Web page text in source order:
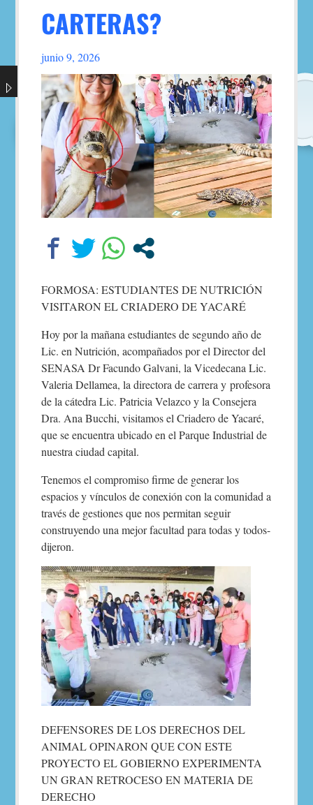
CARTERAS?
junio 9, 2026
Follow
this
link
to
read
the
post.
FORMOSA: ESTUDIANTES DE NUTRICIÓN
VISITARON EL CRIADERO DE YACARÉ
Hoy por la mañana estudiantes de segundo año de
Lic. en Nutrición, acompañados por el Director del
SENASA Dr Facundo Galvani, la Vicedecana Lic.
Valeria Dellamea, la directora de carrera y profesora
de la cátedra Lic. Patricia Velazco y la Consejera
Dra. Ana Bucchi, visitamos el Criadero de Yacaré,
que se encuentra ubicado en el Parque Industrial de
nuestra ciudad capital.
Tenemos el compromiso firme de generar los
espacios y vínculos de conexión con la comunidad a
través de gestiones que nos permitan seguir
construyendo una mejor facultad para todas y todos-
dijeron.
DEFENSORES DE LOS DERECHOS DEL
ANIMAL OPINARON QUE CON ESTE
PROYECTO EL GOBIERNO EXPERIMENTA
UN GRAN RETROCESO EN MATERIA DE
DERECHO